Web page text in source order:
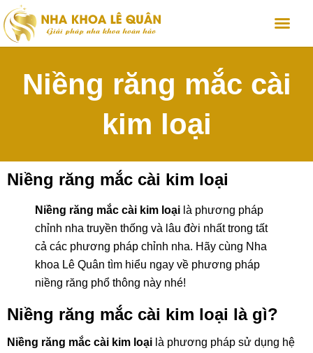
Niềng răng mắc cài
kim loại
Niềng răng mắc cài kim loại
Niềng răng mắc cài kim loại là phương pháp
chỉnh nha truyền thống và lâu đời nhất trong tất
cả các phương pháp chỉnh nha. Hãy cùng Nha
khoa Lê Quân tìm hiểu ngay về phương pháp
niềng răng phổ thông này nhé!
Niềng răng mắc cài kim loại là gì?
Niềng răng mắc cài kim loại là phương pháp sử dụng hệ